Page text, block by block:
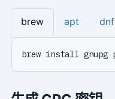
brew apt dnf